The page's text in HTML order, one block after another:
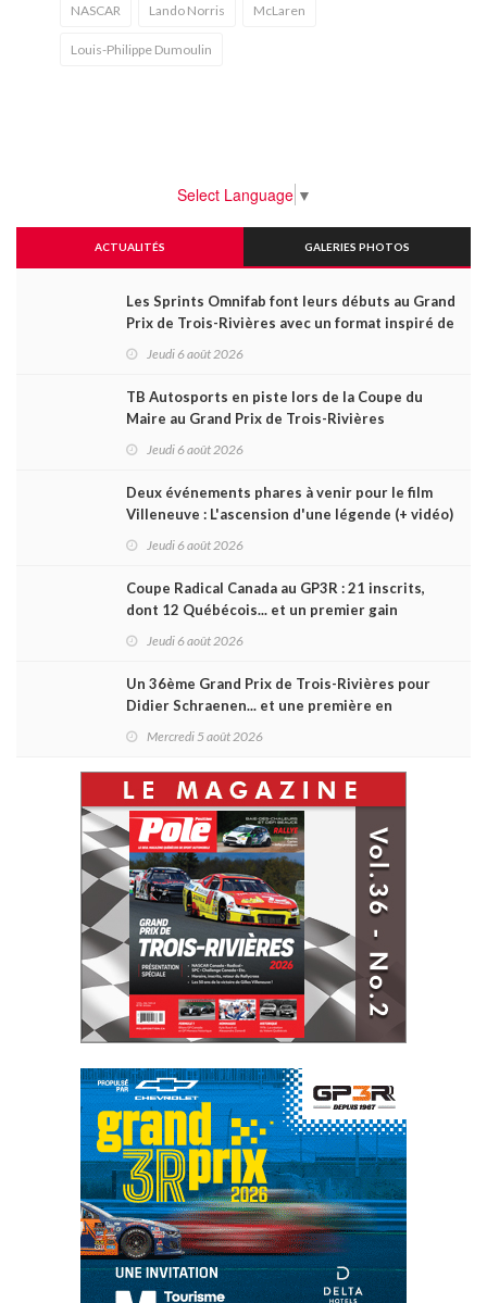
NASCAR Lando Norris McLaren
Louis-Philippe Dumoulin
Select Language ▼
ACTUALITÉS GALERIES PHOTOS
Les Sprints Omnifab font leurs débuts au Grand
Prix de Trois-Rivières avec un format inspiré de
Jeudi 6 août 2026
TB Autosports en piste lors de la Coupe du
Maire au Grand Prix de Trois-Rivières
Jeudi 6 août 2026
Deux événements phares à venir pour le film
Villeneuve : L'ascension d'une légende (+ vidéo)
Jeudi 6 août 2026
Coupe Radical Canada au GP3R : 21 inscrits,
dont 12 Québécois... et un premier gain
Jeudi 6 août 2026
Un 36ème Grand Prix de Trois-Rivières pour
Didier Schraenen... et une première en
Mercredi 5 août 2026